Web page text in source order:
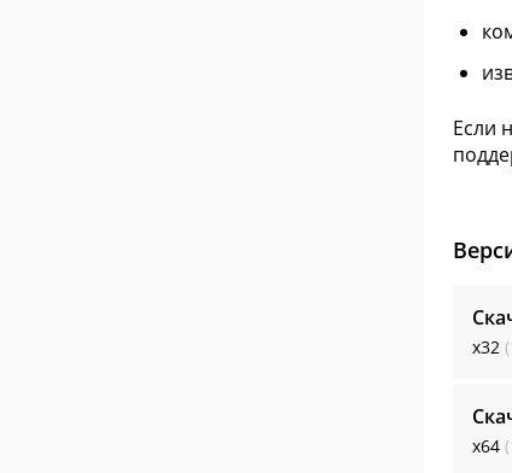
Если
x32
x64